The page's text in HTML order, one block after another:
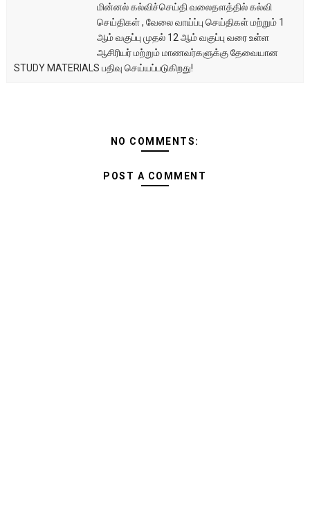
மின்னல் கல்விச்செய்தி வலைதளத்தில் கல்வி
செய்திகள் , வேலை வாய்ப்பு செய்திகள் மற்றும் 1
ஆம் வகுப்பு முதல் 12 ஆம் வகுப்பு வரை உள்ள
ஆசிரியர் மற்றும் மாணவர்களுக்கு தேவையான
STUDY MATERIALS பதிவு செய்யப்படுகிறது!
NO COMMENTS:
POST A COMMENT